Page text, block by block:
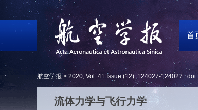
首
航空学报 > 2020, Vol. 41 Issue (12): 124027-124027 doi:
流体力学与飞行力学